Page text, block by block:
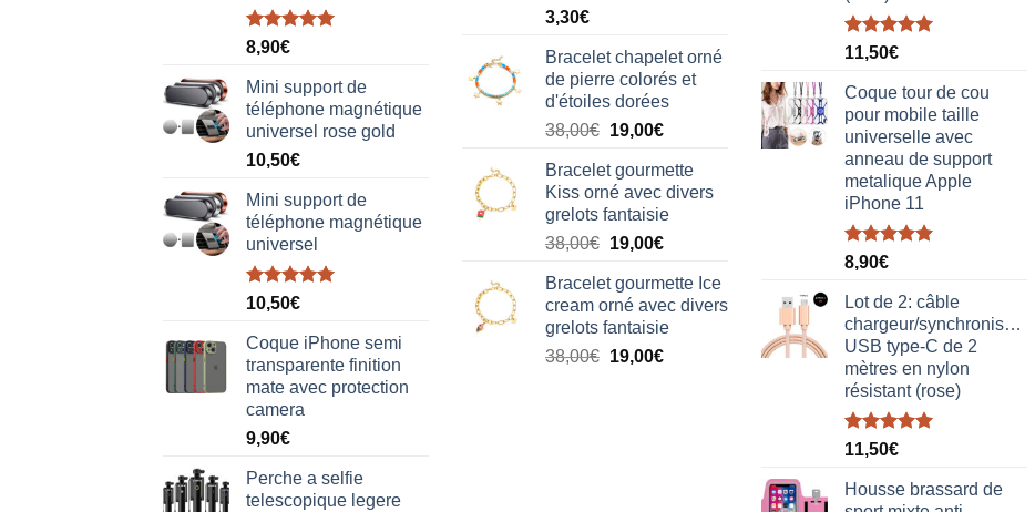
Note5.00
8,90€
Mini support de
téléphone magnétique
universel rose gold
10,50€
Mini support de
téléphone magnétique
universel
Note5.00
10,50€
Coque iPhone semi
transparente finition
mate avec protection
camera
9,90€
Perche a selfie
telescopique legere
3,30€
Bracelet chapelet orné
de pierre colorés et
d'étoiles dorées
38,00€ Le
initial
était :
38,00€.
19,00€Le
actuel
est :
19,00€.
Bracelet gourmette
Kiss orné avec divers
grelots fantaisie
38,00€ Le
initial
était :
38,00€.
19,00€Le
actuel
est :
19,00€.
Bracelet gourmette Ice
cream orné avec divers
grelots fantaisie
38,00€ Le
19,00€Le
Note5.00
11,50€
Coque tour de cou
pour mobile taille
universelle avec
anneau de support
metalique Apple
iPhone 11
Note5.00
8,90€
Lot de 2: câble
chargeur/synchronisation
USB type-C de 2
mètres en nylon
résistant (rose)
Note5.00
11,50€
Housse brassard de